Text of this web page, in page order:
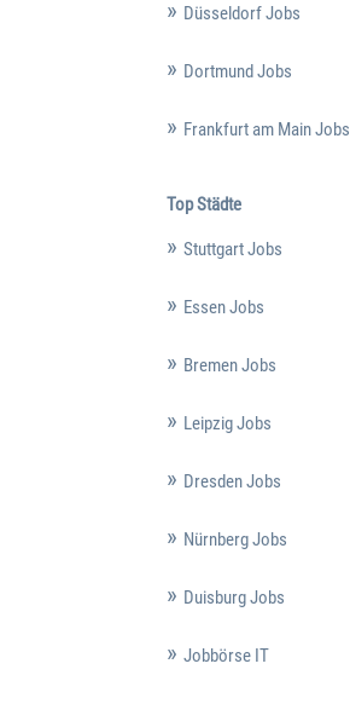
Düsseldorf Jobs
Dortmund Jobs
Frankfurt am Main Jobs
Top Städte
Stuttgart Jobs
Essen Jobs
Bremen Jobs
Leipzig Jobs
Dresden Jobs
Nürnberg Jobs
Duisburg Jobs
Jobbörse IT